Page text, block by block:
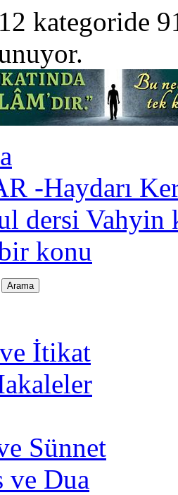
kategoride
-Haydarı
dersi Vahyin
konu
İtikat
Sünnet
ve Dua